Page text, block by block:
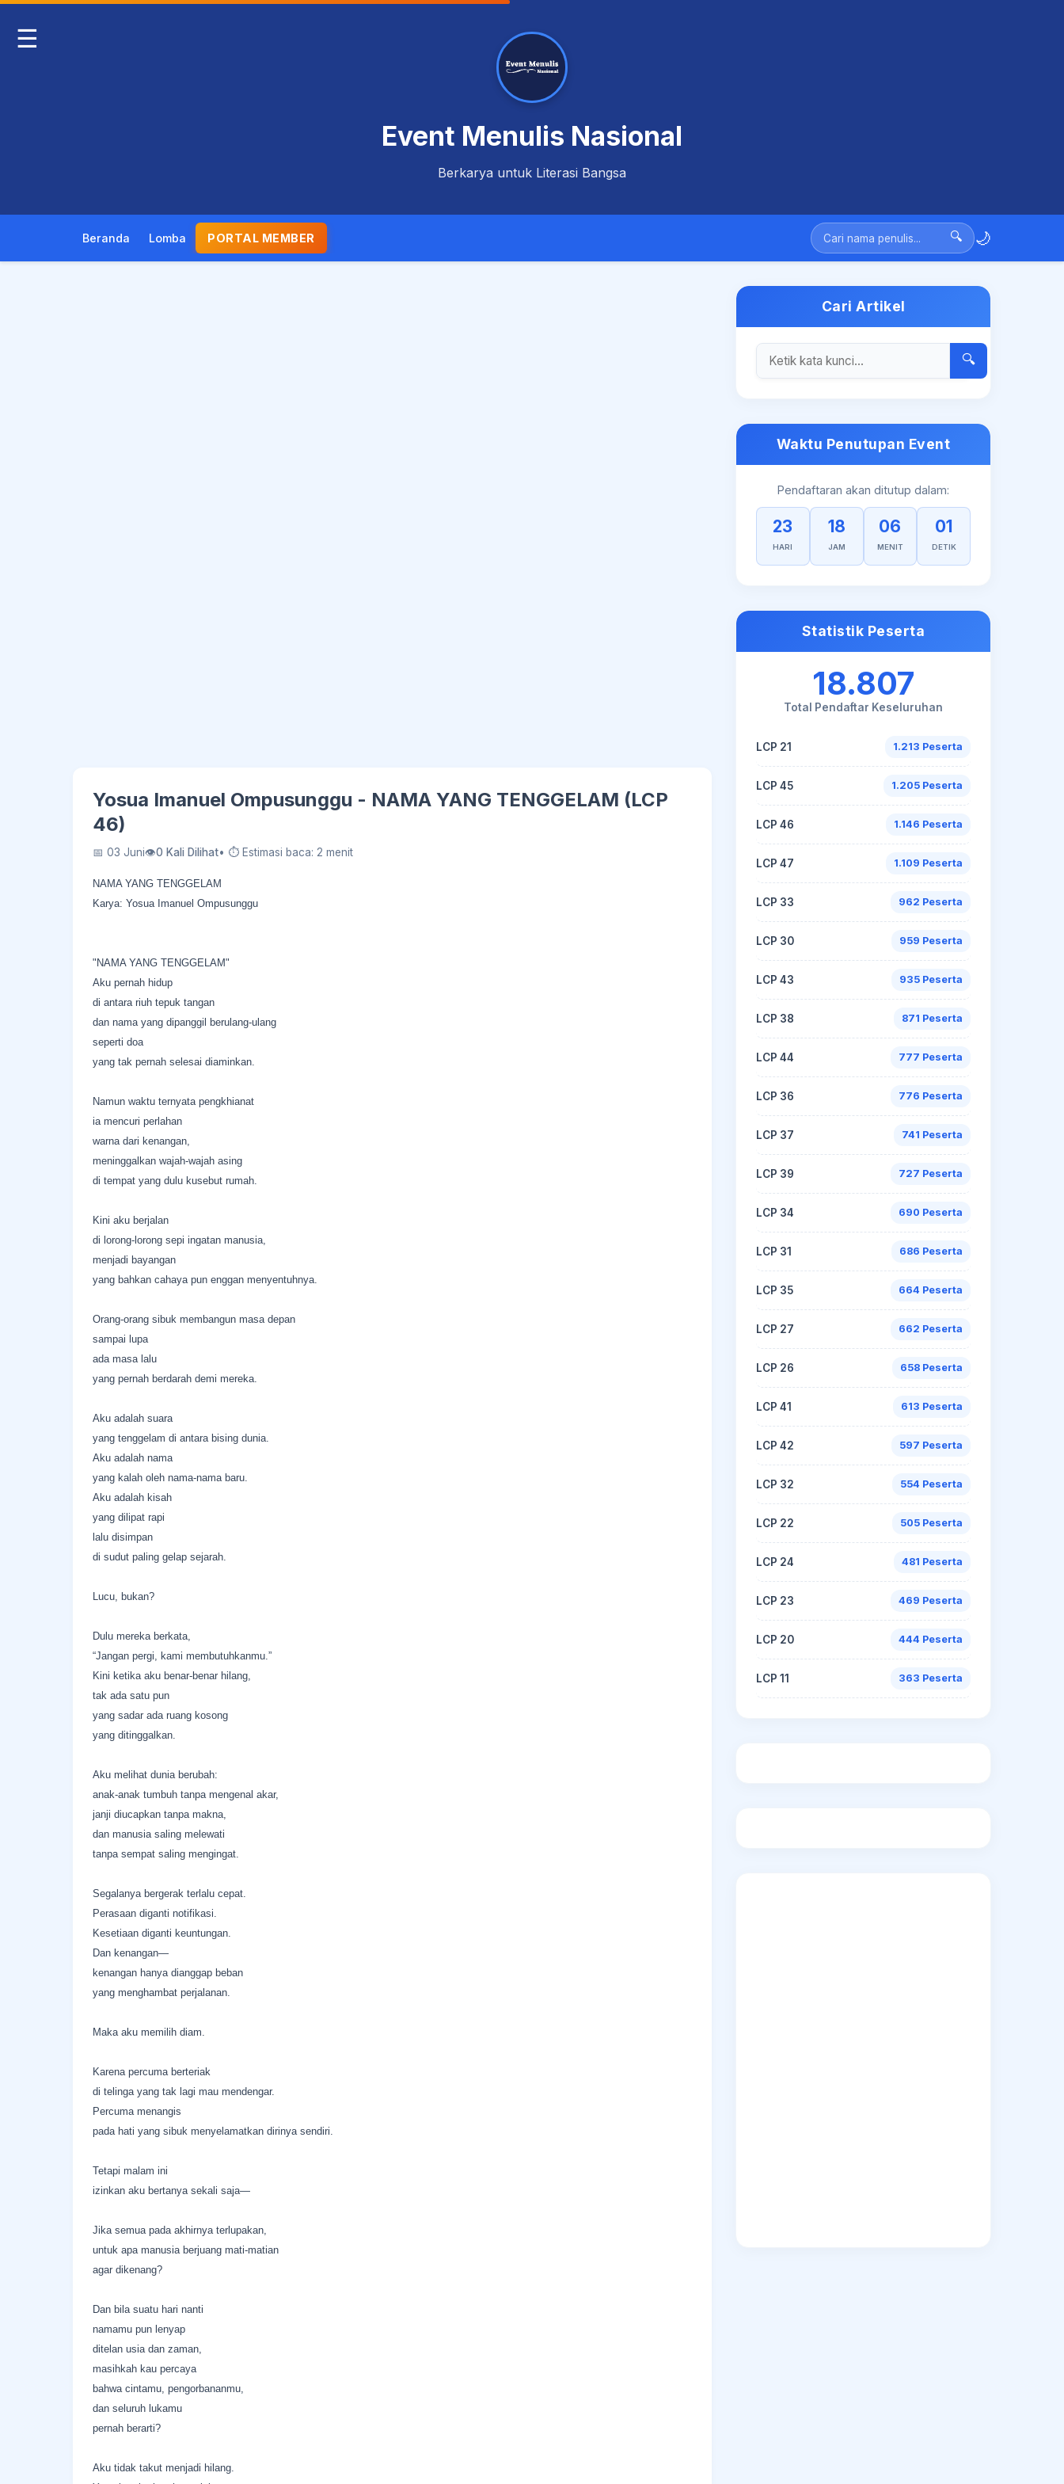
☰
Event Menulis Nasional
Berkarya untuk Literasi Bangsa
Beranda Lomba PORTAL MEMBER 🔍 🌙
Yosua Imanuel Ompusunggu - NAMA YANG TENGGELAM (LCP
46)
📅 03 Juni👁0 Kali Dilihat• ⏱ Estimasi baca: 2 menit
NAMA YANG TENGGELAM
Karya: Yosua Imanuel Ompusunggu
"NAMA YANG TENGGELAM"
Aku pernah hidup
di antara riuh tepuk tangan
dan nama yang dipanggil berulang-ulang
seperti doa
yang tak pernah selesai diaminkan.
Namun waktu ternyata pengkhianat
ia mencuri perlahan
warna dari kenangan,
meninggalkan wajah-wajah asing
di tempat yang dulu kusebut rumah.
Kini aku berjalan
di lorong-lorong sepi ingatan manusia,
menjadi bayangan
yang bahkan cahaya pun enggan menyentuhnya.
Orang-orang sibuk membangun masa depan
sampai lupa
ada masa lalu
yang pernah berdarah demi mereka.
Aku adalah suara
yang tenggelam di antara bising dunia.
Aku adalah nama
yang kalah oleh nama-nama baru.
Aku adalah kisah
yang dilipat rapi
lalu disimpan
di sudut paling gelap sejarah.
Lucu, bukan?
Dulu mereka berkata,
“Jangan pergi, kami membutuhkanmu.”
Kini ketika aku benar-benar hilang,
tak ada satu pun
yang sadar ada ruang kosong
yang ditinggalkan.
Aku melihat dunia berubah:
anak-anak tumbuh tanpa mengenal akar,
janji diucapkan tanpa makna,
dan manusia saling melewati
tanpa sempat saling mengingat.
Segalanya bergerak terlalu cepat.
Perasaan diganti notifikasi.
Kesetiaan diganti keuntungan.
Dan kenangan—
kenangan hanya dianggap beban
yang menghambat perjalanan.
Maka aku memilih diam.
Karena percuma berteriak
di telinga yang tak lagi mau mendengar.
Percuma menangis
pada hati yang sibuk menyelamatkan dirinya sendiri.
Tetapi malam ini
izinkan aku bertanya sekali saja—
Jika semua pada akhirnya terlupakan,
untuk apa manusia berjuang mati-matian
agar dikenang?
Dan bila suatu hari nanti
namamu pun lenyap
ditelan usia dan zaman,
masihkah kau percaya
bahwa cintamu, pengorbananmu,
dan seluruh lukamu
pernah berarti?
Aku tidak takut menjadi hilang.
Cari Artikel
🔍
Waktu Penutupan Event
Pendaftaran akan ditutup dalam:
23
HARI
18
JAM
06
MENIT
00
DETIK
Statistik Peserta
18.807
Total Pendaftar Keseluruhan
LCP 21 1.213 Peserta
LCP 45 1.205 Peserta
LCP 46 1.146 Peserta
LCP 47 1.109 Peserta
LCP 33 962 Peserta
LCP 30 959 Peserta
LCP 43 935 Peserta
LCP 38 871 Peserta
LCP 44 777 Peserta
LCP 36 776 Peserta
LCP 37 741 Peserta
LCP 39 727 Peserta
LCP 34 690 Peserta
LCP 31 686 Peserta
LCP 35 664 Peserta
LCP 27 662 Peserta
LCP 26 658 Peserta
LCP 41 613 Peserta
LCP 42 597 Peserta
LCP 32 554 Peserta
LCP 22 505 Peserta
LCP 24 481 Peserta
LCP 23 469 Peserta
LCP 20 444 Peserta
LCP 11 363 Peserta